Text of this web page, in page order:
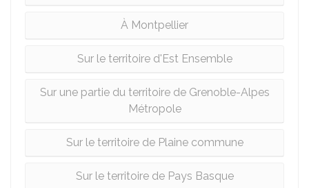
À Montpellier
Sur le territoire d'Est Ensemble
Sur une partie du territoire de Grenoble-Alpes
Métropole
Sur le territoire de Plaine commune
Sur le territoire de Pays Basque